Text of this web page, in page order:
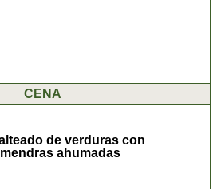
CENA
de verduras con
ahumadas